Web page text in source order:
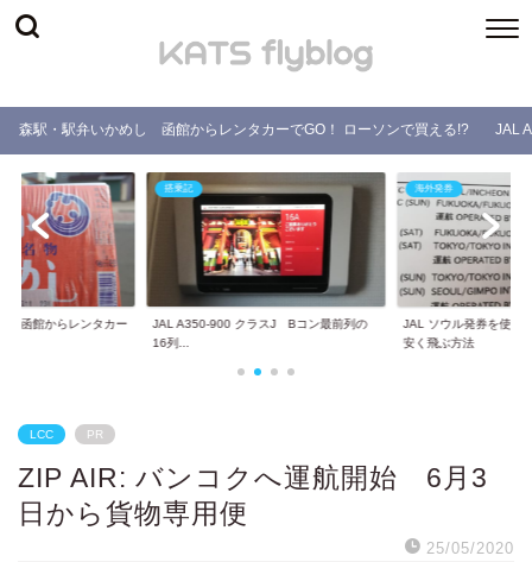
森駅・駅弁いかめし 函館からレンタカーでGO！ ローソンで買える!? JAL
函館からレンタカー
搭乗記
JAL A350-900 クラスJ Bコン最前列の
16列...
海外発券
JAL ソウル発券を使っ
安く飛ぶ方法
LCC PR
ZIP AIR: バンコクへ運航開始 6月3
日から貨物専用便
25/05/2020